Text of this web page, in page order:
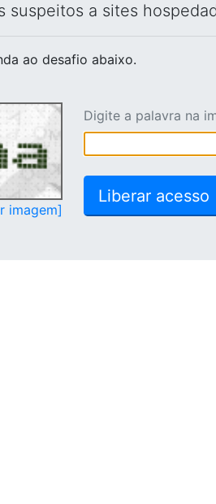
suspeitos a sites
ao desafio abaixo.
imagem]
Digite a palavra na